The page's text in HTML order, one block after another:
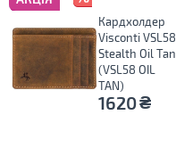
Кардхолдер
Visconti VSL58
Stealth Oil Tan
(VSL58 OIL
TAN)
1620₴